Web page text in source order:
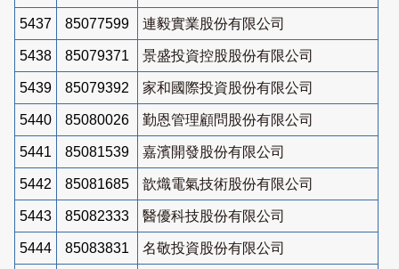
5437 85077599 連毅實業股份有限公司
5438 85079371 景盛投資控股股份有限公司
5439 85079392 家和國際投資股份有限公司
5440 85080026 勤恩管理顧問股份有限公司
5441 85081539 嘉濱開發股份有限公司
5442 85081685 歆熾電氣技術股份有限公司
5443 85082333 醫優科技股份有限公司
5444 85083831 名敬投資股份有限公司